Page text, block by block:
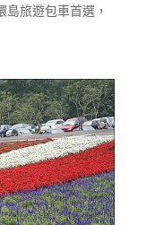
島旅遊包車首選，